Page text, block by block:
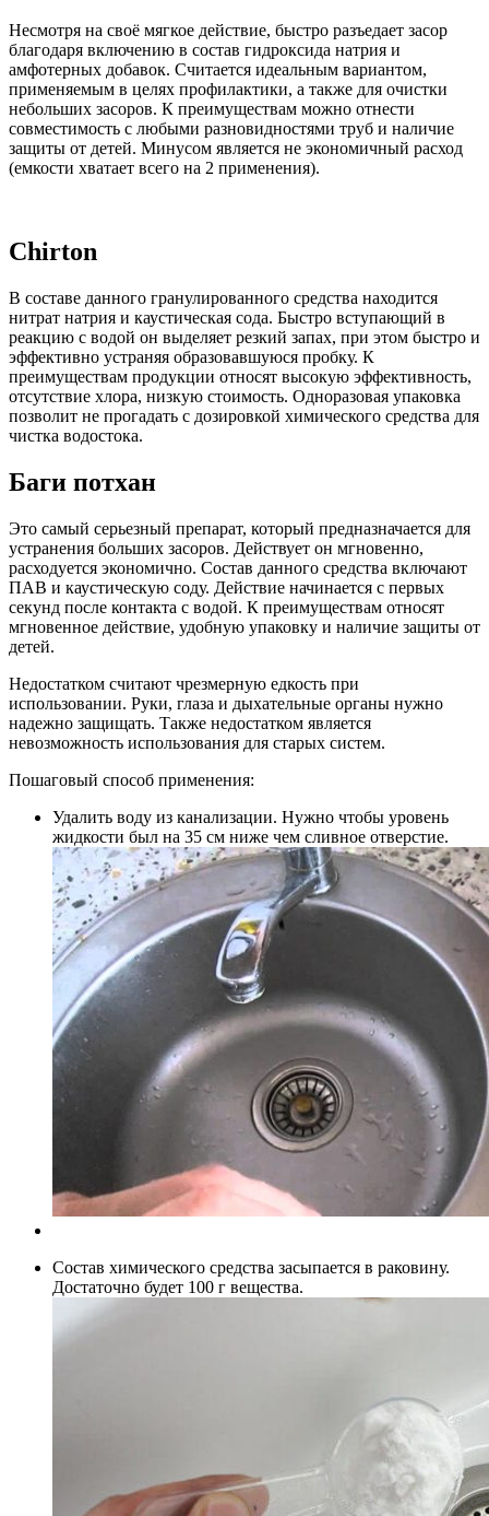
Несмотря на своё мягкое действие, быстро разъедает засор
благодаря включению в состав гидроксида натрия и
амфотерных добавок. Считается идеальным вариантом,
применяемым в целях профилактики, а также для очистки
небольших засоров. К преимуществам можно отнести
совместимость с любыми разновидностями труб и наличие
защиты от детей. Минусом является не экономичный расход
(емкости хватает всего на 2 применения).
Chirton
В составе данного гранулированного средства находится
нитрат натрия и каустическая сода. Быстро вступающий в
реакцию с водой он выделяет резкий запах, при этом быстро и
эффективно устраняя образовавшуюся пробку. К
преимуществам продукции относят высокую эффективность,
отсутствие хлора, низкую стоимость. Одноразовая упаковка
позволит не прогадать с дозировкой химического средства для
чистка водостока.
Баги потхан
Это самый серьезный препарат, который предназначается для
устранения больших засоров. Действует он мгновенно,
расходуется экономично. Состав данного средства включают
ПАВ и каустическую соду. Действие начинается с первых
секунд после контакта с водой. К преимуществам относят
мгновенное действие, удобную упаковку и наличие защиты от
детей.
Недостатком считают чрезмерную едкость при
использовании. Руки, глаза и дыхательные органы нужно
надежно защищать. Также недостатком является
невозможность использования для старых систем.
Пошаговый способ применения:
Удалить воду из канализации. Нужно чтобы уровень
жидкости был на 35 см ниже чем сливное отверстие.
Состав химического средства засыпается в раковину.
Достаточно будет 100 г вещества.